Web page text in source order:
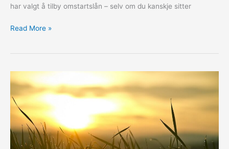
har valgt å tilby omstartslån – selv om du kanskje sitter
Hvem
Read More »